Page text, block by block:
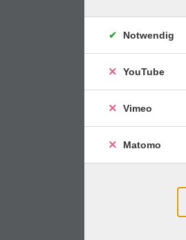
Notwendig
YouTube
Vimeo
Matomo